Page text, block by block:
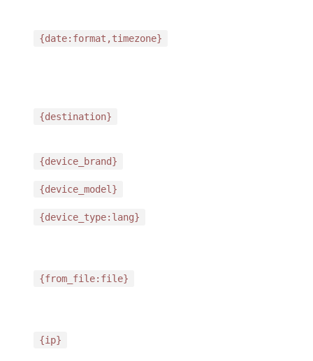
{date:format,timezone}
{destination}
{device_brand}
{device_model}
{device_type:lang}
{from_file:file}
{ip}